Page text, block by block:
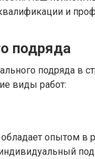
и
подряда
подряда в
виды работ:
опытом в